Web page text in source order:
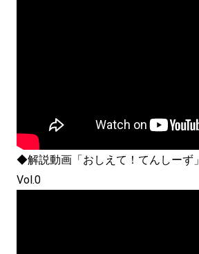
◆解説動画「おしえて！てんしーず」
Vol.0